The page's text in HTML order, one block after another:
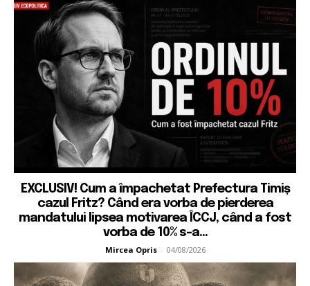
EXCLUSIV! Cum a împachetat Prefectura Timiș
cazul Fritz? Când era vorba de pierderea
mandatului lipsea motivarea ÎCCJ, când a fost
vorba de 10% s-a...
Mircea Opris - 04/08/2026